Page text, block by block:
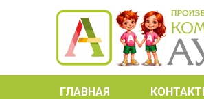
ГЛАВНАЯ